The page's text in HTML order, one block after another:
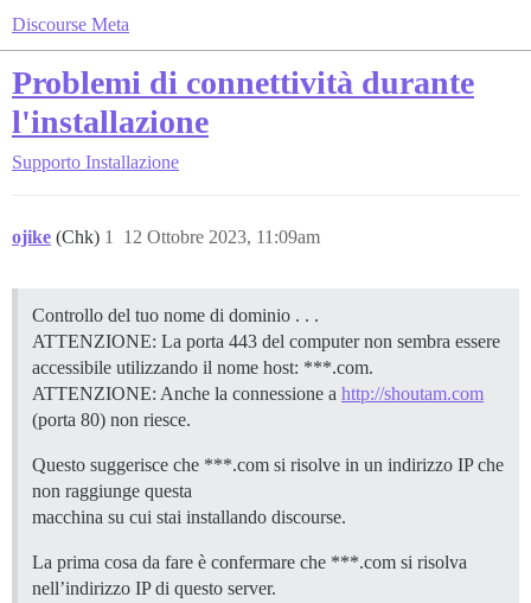
Discourse Meta
Problemi di connettività durante
l'installazione
Supporto Installazione
ojike (Chk) 12 Ottobre 2023, 11:09am
1
Controllo del tuo nome di dominio . . .
ATTENZIONE: La porta 443 del computer non sembra essere
accessibile utilizzando il nome host: ***.com.
ATTENZIONE: Anche la connessione a http://shoutam.com
(porta 80) non riesce.
Questo suggerisce che ***.com si risolve in un indirizzo IP che
non raggiunge questa
macchina su cui stai installando discourse.
La prima cosa da fare è confermare che ***.com si risolva
nell’indirizzo IP di questo server.